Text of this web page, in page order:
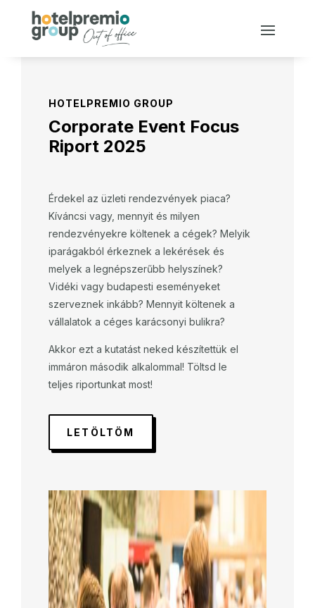
HOTELPREMIO GROUP
Corporate Event Focus
Riport 2025
Érdekel az üzleti rendezvények piaca?
Kíváncsi vagy, mennyit és milyen
rendezvényekre költenek a cégek? Melyik
iparágakból érkeznek a lekérések és
melyek a legnépszerűbb helyszínek?
Vidéki vagy budapesti eseményeket
szerveznek inkább? Mennyit költenek a
vállalatok a céges karácsonyi bulikra?
Akkor ezt a kutatást neked készítettük el
immáron második alkalommal! Töltsd le
teljes riportunkat most!
LETÖLTÖM